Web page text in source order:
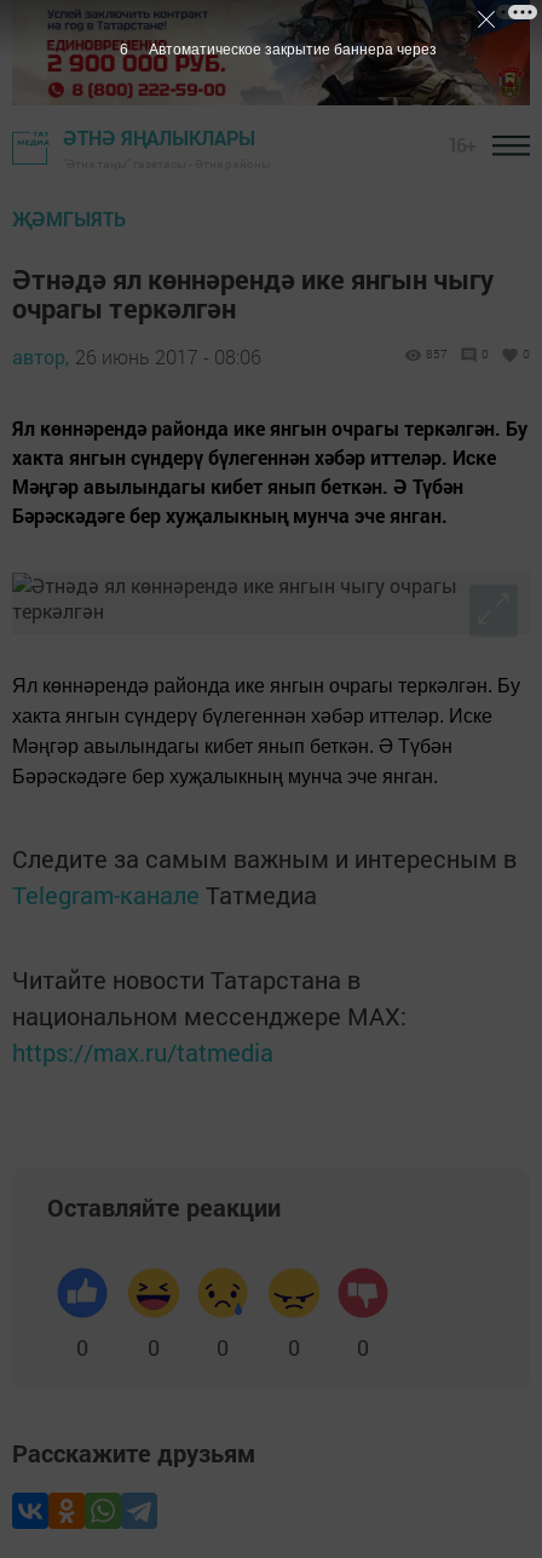
ӘТНӘ ЯҢАЛЫКЛАРЫ
ҖӘМГЫЯТЬ
Әтнәдә ял көннәрендә ике янгын чыгу
очрагы теркәлгән
автор, 26 июнь 2017 - 08:06 857 0 0
Ял көннәрендә районда ике янгын очрагы теркәлгән. Бу
хакта янгын сүндерү бүлегеннән хәбәр иттеләр. Иске
Мәңгәр авылындагы кибет янып беткән. Ә Түбән
Бәрәскәдәге бер хуҗалыкның мунча эче янган.
Ял көннәрендә районда ике янгын очрагы теркәлгән. Бу
хакта янгын сүндерү бүлегеннән хәбәр иттеләр. Иске
Мәңгәр авылындагы кибет янып беткән. Ә Түбән
Бәрәскәдәге бер хуҗалыкның мунча эче янган.
Следите за самым важным и интересным в
Telegram-канале Татмедиа
Читайте новости Татарстана в
национальном мессенджере MАХ:
https://max.ru/tatmedia
Оставляйте реакции
0 0 0 0 0
Расскажите друзьям
5 Автоматическое закрытие баннера через